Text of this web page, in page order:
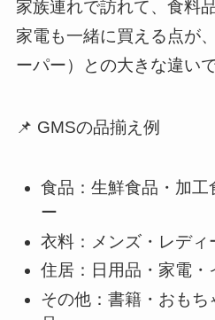
家族連れで訪れて、食料
家電も一緒に買える点が
ーパー）との大きな違いで
📌 GMSの品揃え例
食品：生鮮食品・加工
ー
衣料：メンズ・レデ
住居：日用品・家電
その他：書籍・おも